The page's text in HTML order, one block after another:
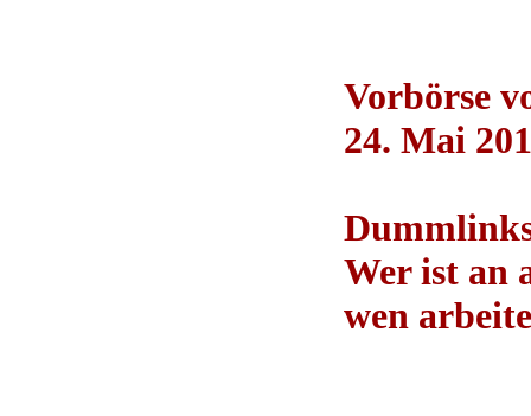
Vorbörse
24. Mai
Wer ist an
wen